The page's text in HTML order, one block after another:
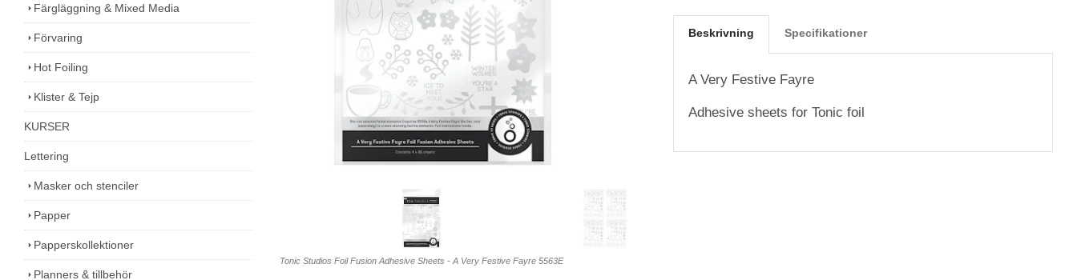
Färgläggning & Mixed Media
Förvaring
Hot Foiling
Klister & Tejp
KURSER
Lettering
Masker och stenciler
Papper
Papperskollektioner
Planners & tillbehör
Tonic Studios Foil Fusion Adhesive Sheets - A Very Festive Fayre 5563E
Beskrivning Specifikationer
A Very Festive Fayre
Adhesive sheets for Tonic foil